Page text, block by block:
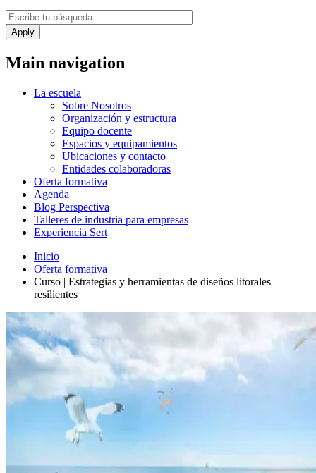
Main navigation
La escuela
Sobre Nosotros
Organización y estructura
Equipo docente
Espacios y equipamientos
Ubicaciones y contacto
Entidades colaboradoras
Oferta formativa
Agenda
Blog Perspectiva
Talleres de industria para empresas
Experiencia Sert
Inicio
Oferta formativa
Curso | Estrategias y herramientas de diseños litorales
resilientes